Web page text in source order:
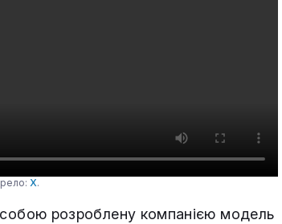
X.
розроблену компанією модель